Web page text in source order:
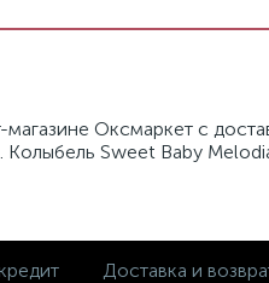
Оксмаркет с
Sweet Baby
Доставка и